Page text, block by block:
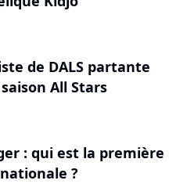
de DALS partante
All Stars
: qui est la première
?